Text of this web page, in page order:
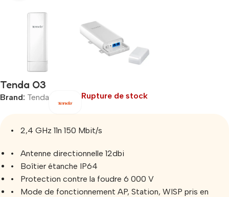
Tenda O3
Brand: Tenda Rupture de stock
• 2,4 GHz 11n 150 Mbit/s
• Antenne directionnelle 12dbi
• Boîtier étanche IP64
• Protection contre la foudre 6 000 V
• Mode de fonctionnement AP, Station, WISP pris en